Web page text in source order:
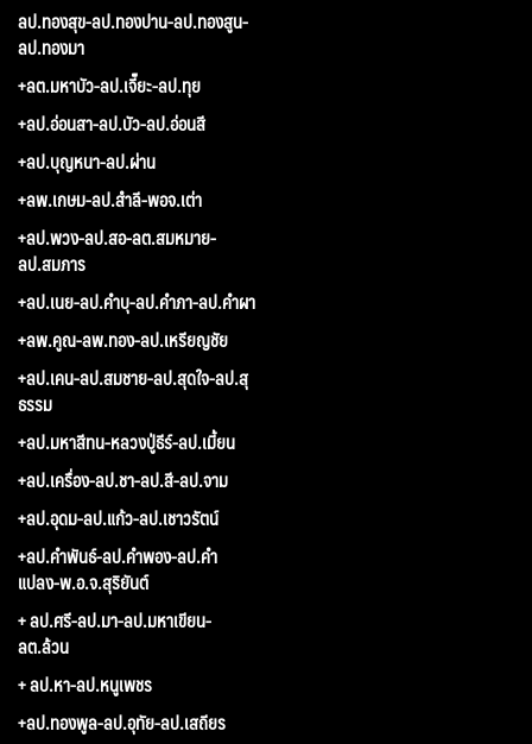
ลป.ทองสุข-ลป.ทองปาน-ลป.ทองสูน-
ลป.ทองมา
+ลต.มหาบัว-ลป.เจี๊ยะ-ลป.ทุย
+ลป.อ่อนสา-ลป.บัว-ลป.อ่อนสี
+ลป.บุญหนา-ลป.ผ่าน
+ลพ.เกษม-ลป.สำลี-พอจ.เต่า
+ลป.พวง-ลป.สอ-ลต.สมหมาย-
ลป.สมภาร
+ลป.เนย-ลป.คำบุ-ลป.คำภา-ลป.คำผา
+ลพ.คูณ-ลพ.ทอง-ลป.เหรียญชัย
+ลป.เคน-ลป.สมชาย-ลป.สุดใจ-ลป.สุ
ธรรม
+ลป.มหาสีทน-หลวงปู่ธีร์-ลป.เมี้ยน
+ลป.เครื่อง-ลป.ชา-ลป.สี-ลป.จาม
+ลป.อุดม-ลป.แก้ว-ลป.เชาวรัตน์
+ลป.คำพันธ์-ลป.คำพอง-ลป.คำ
แปลง-พ.อ.จ.สุริยันต์
+ ลป.ศรี-ลป.มา-ลป.มหาเขียน-
ลต.ล้วน
+ ลป.หา-ลป.หนูเพชร
+ลป.ทองพูล-ลป.อุทัย-ลป.เสถียร